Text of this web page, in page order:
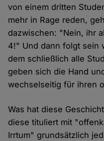
von einem dritten
mehr in Rage reden,
dazwischen: "Nein, ihr
4!" Und dann folgt sein
dem schließlich alle
geben sich die Hand
wechselseitig für ihren
Was hat diese
diese tituliert mit
Irrtum" grundsätzlich